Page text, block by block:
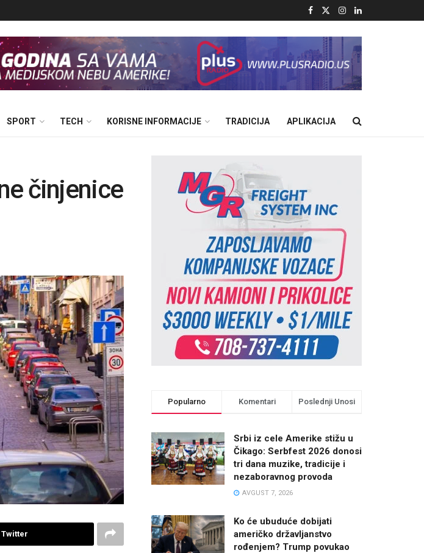
SPORT TECH KORISNE INFORMACIJE TRADICIJA APLIKACIJA
činjenice
Twitter
Popularno Komentari Poslednji Unosi
Srbi iz cele Amerike stižu u
Čikago: Serbfest 2026 donosi
tri dana muzike, tradicije i
nezaboravnog provoda
AVGUST 7, 2026
Ko će ubuduće dobijati
američko državljanstvo
rođenjem? Trump povukao